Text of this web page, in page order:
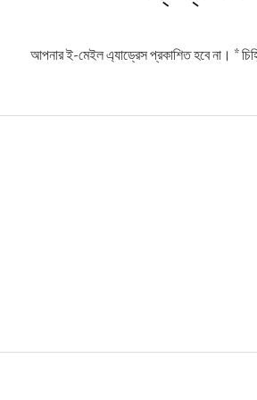
আপনার ই-মেইল এ্যাড্রেস প্রকাশিত হবে না। *